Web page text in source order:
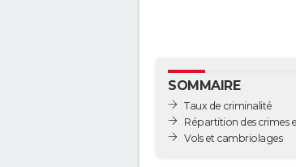
SOMMAIRE
Taux de criminalité
Répartition des crimes
Vols et cambriolages